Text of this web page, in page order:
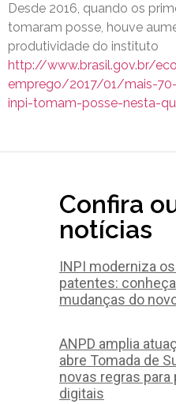
Desde 2016, quando os
tomaram posse, houve
produtividade do instituto
http://www.brasil.gov.br/
emprego/2017/01/mais-
inpi-tomam-posse-nesta-
Confira
notícias
INPI moderniza
patentes:
mudanças do
ANPD amplia
abre Tomada de
novas regras
digitais